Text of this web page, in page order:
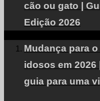
cão ou gato |
Edição 2026
Mudança para
idosos em
guia para uma
Perguntas frequentes
de animais de estimação
RECRUTAMENTO
Perfil da empresa
consulta